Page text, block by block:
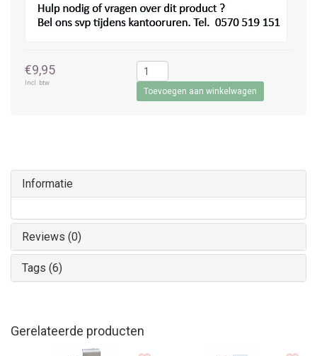
€9,95
Incl. btw
Toevoegen aan winkelwagen
Informatie
Reviews (0)
Tags (6)
Gerelateerde producten